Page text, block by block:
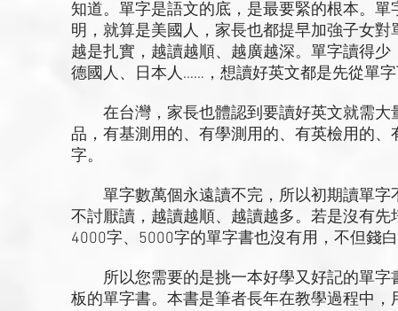
知道。單字是語文的底，是最要緊的根本。
明，就算是美國人，家長也都提早加強子女
越是扎實，越讀越順、越廣越深。單字讀得
德國人、日本人……，想讀好英文都是先從單
在台灣，家長也體認到要讀好英文就需大
品，有基測用的、有學測用的、有英檢用的
字。
單字數萬個永遠讀不完，所以初期讀單字
不討厭讀，越讀越順、越讀越多。若是沒有
4000字、5000字的單字書也沒有用，不但錢
所以您需要的是挑一本好學又好記的單字
板的單字書。本書是筆者長年在教學過程中